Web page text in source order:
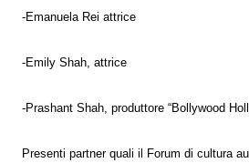
-Emanuela Rei attrice
-Emily Shah, attrice
-Prashant Shah, produttore “Bollywood
Presenti partner quali il Forum di cultura